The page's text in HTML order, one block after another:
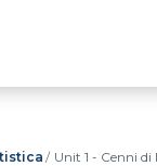
Unit 1 - Cenni